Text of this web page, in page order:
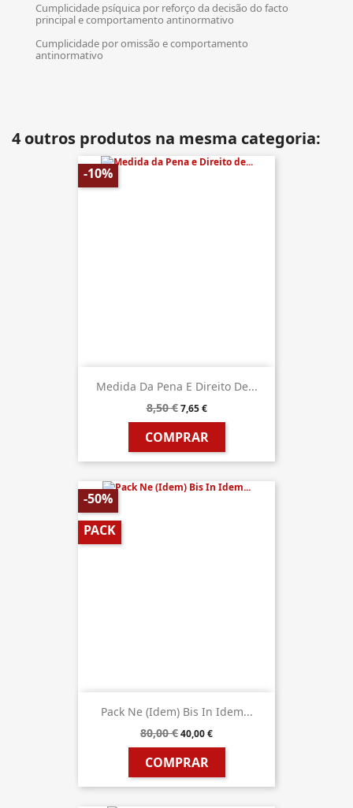
Cumplicidade psíquica por reforço da decisão do facto
principal e comportamento antinormativo
Cumplicidade por omissão e comportamento
antinormativo
4 outros produtos na mesma categoria:
Medida Da Pena E Direito De...
8,50 € 7,65 €
COMPRAR
-10%
Pack Ne (Idem) Bis In Idem...
80,00 €40,00 €
COMPRAR
-50%
PACK